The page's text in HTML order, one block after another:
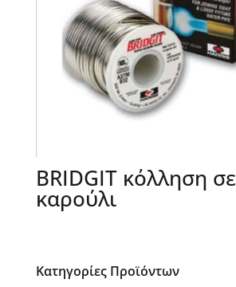
BRIDGIT κόλληση σε
καρούλι
Κατηγορίες Προϊόντων